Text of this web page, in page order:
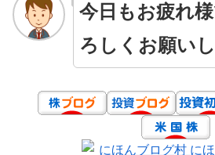
今日もお疲れ
ろしくお願い